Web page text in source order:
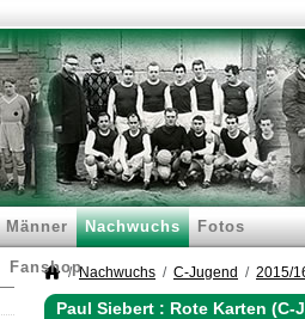
Männer Nachwuchs Fotos
FanshopNachwuchs C-Jugend 2015/
Paul Siebert : Rote Karten (C-